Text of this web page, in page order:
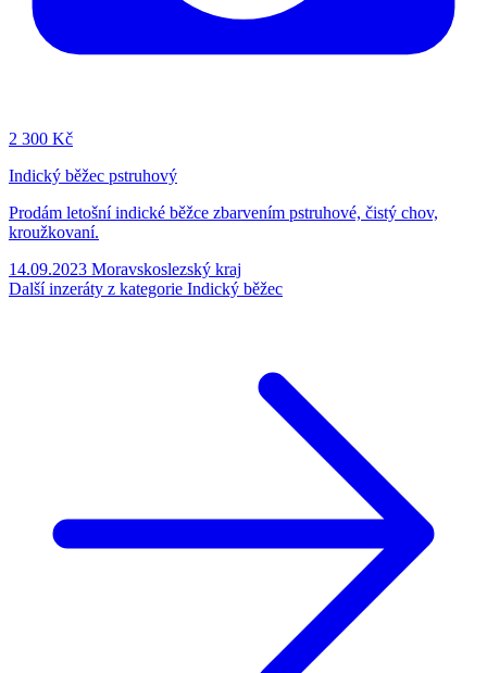
2 300 Kč
Indický běžec pstruhový
Prodám letošní indické běžce zbarvením pstruhové, čistý chov,
kroužkovaní.
14.09.2023 Moravskoslezský kraj
Další inzeráty z kategorie Indický běžec